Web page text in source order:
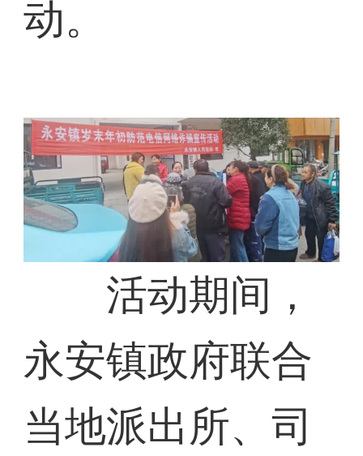
动。
活动期间，
永安镇政府联合
当地派出所、司